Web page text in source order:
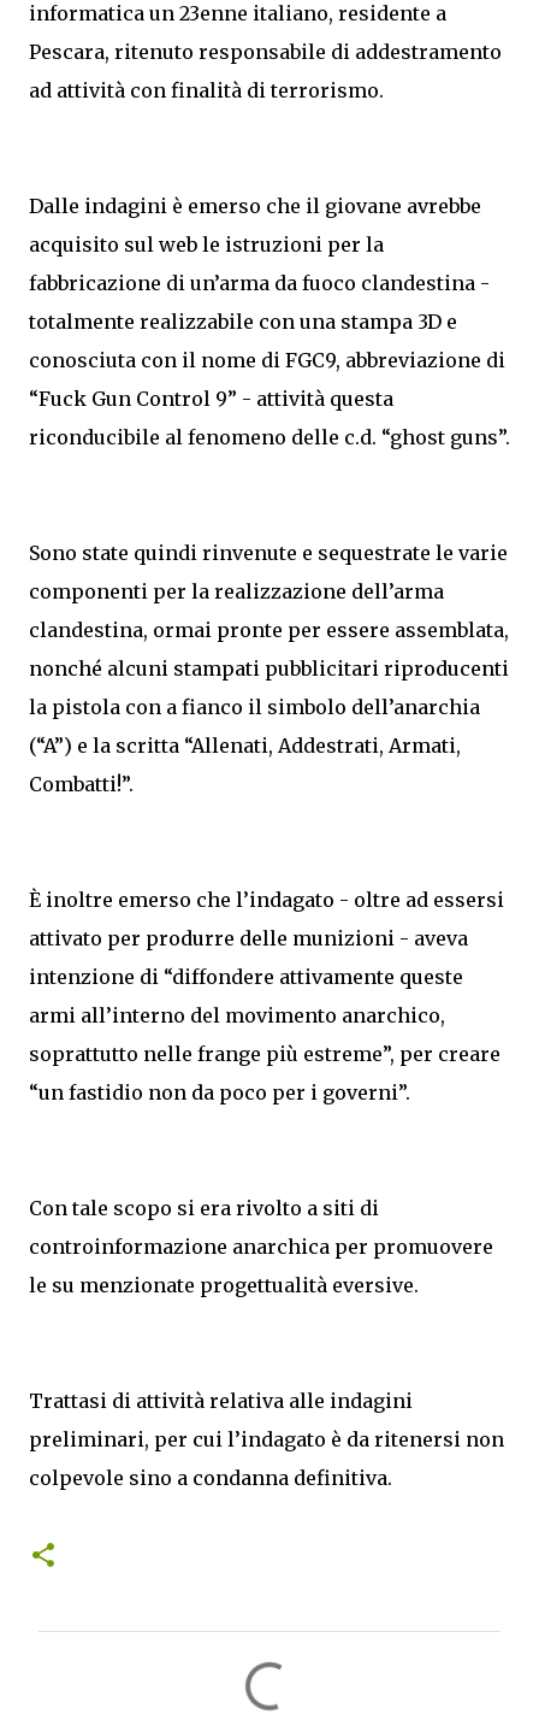
informatica un 23enne italiano, residente a
Pescara, ritenuto responsabile di addestramento
ad attività con finalità di terrorismo.
Dalle indagini è emerso che il giovane avrebbe
acquisito sul web le istruzioni per la
fabbricazione di un’arma da fuoco clandestina -
totalmente realizzabile con una stampa 3D e
conosciuta con il nome di FGC9, abbreviazione di
“Fuck Gun Control 9” - attività questa
riconducibile al fenomeno delle c.d. “ghost guns”.
Sono state quindi rinvenute e sequestrate le varie
componenti per la realizzazione dell’arma
clandestina, ormai pronte per essere assemblata,
nonché alcuni stampati pubblicitari riproducenti
la pistola con a fianco il simbolo dell’anarchia
(“A”) e la scritta “Allenati, Addestrati, Armati,
Combatti!”.
È inoltre emerso che l’indagato - oltre ad essersi
attivato per produrre delle munizioni - aveva
intenzione di “diffondere attivamente queste
armi all’interno del movimento anarchico,
soprattutto nelle frange più estreme”, per creare
“un fastidio non da poco per i governi”.
Con tale scopo si era rivolto a siti di
controinformazione anarchica per promuovere
le su menzionate progettualità eversive.
Trattasi di attività relativa alle indagini
preliminari, per cui l’indagato è da ritenersi non
colpevole sino a condanna definitiva.